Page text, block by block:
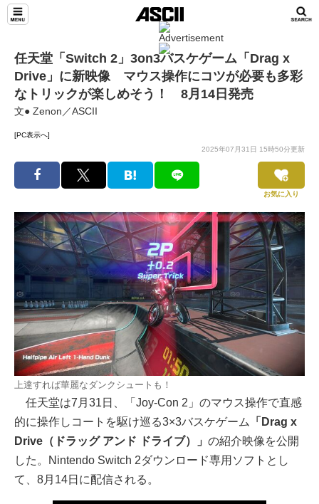
任天堂「Switch 2」3on3バスケゲーム「Drag x
Drive」に新映像 マウス操作にコツが必要も多彩
なトリックが楽しめそう！ 8月14日発売
文● Zenon／ASCII
[PC表示へ]
2025年07月31日 15時50分更新
お気に入り
上達すれば華麗なダンクシュートも！
任天堂は7月31日、「Joy-Con 2」のマウス操作で直感
的に操作しコートを駆け巡る3×3バスケゲーム
「Drag x
Drive（ドラッグ アンド ドライブ）」 の紹介映像を公開
した。Nintendo Switch 2ダウンロード専用ソフトとし
て、8月14日に配信される。